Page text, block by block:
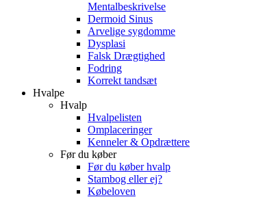
Mentalbeskrivelse
Dermoid Sinus
Arvelige sygdomme
Dysplasi
Falsk Drægtighed
Fodring
Korrekt tandsæt
Hvalpe
Hvalp
Hvalpelisten
Omplaceringer
Kenneler & Opdrættere
Før du køber
Før du køber hvalp
Stambog eller ej?
Købeloven